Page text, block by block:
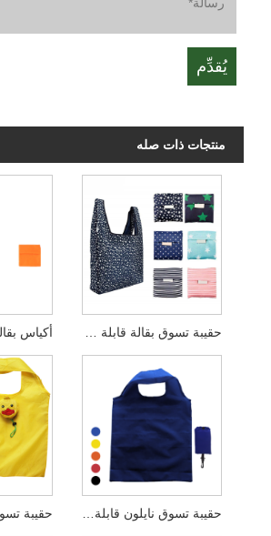
منتجات ذات صله
حقيبة تسوق بقالة قابلة لإعادة الاستخدام مع حقيبة قابلة للطي
حقيبة تسوق نايلون قابلة للطي مع خطاف